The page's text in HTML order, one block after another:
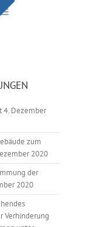
4. Dezember
zum
2020
der
2020
Verhinderung